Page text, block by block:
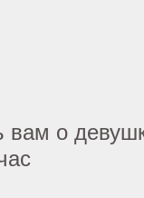
вам о